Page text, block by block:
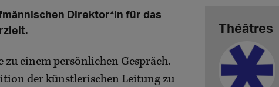
Direktor*in für das
einem persönlichen Gespräch.
der künstlerischen Leitung zu
Théâtres